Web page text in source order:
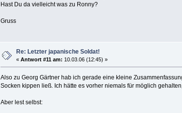
Hast Du da vielleicht was zu Ronny?
Gruss
Re: Letzter japanische Soldat!
«Antwort #11 am: 10.03.06 (12:45) »
Also zu Georg Gärtner hab ich gerade eine kleine
Socken kippen ließ. Ich hätte es vorher niemals für möglich
Aber lest selbst: